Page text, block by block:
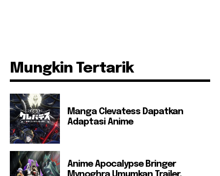
Mungkin Tertarik
Manga Clevatess Dapatkan
Adaptasi Anime
Anime Apocalypse Bringer